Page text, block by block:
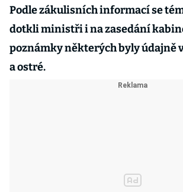
Podle zákulisních informací se
dotkli ministři i na zasedání
poznámky některých byly údajně
a ostré.